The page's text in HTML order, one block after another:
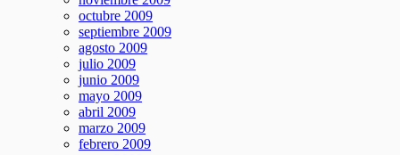
octubre 2009
septiembre 2009
agosto 2009
julio 2009
junio 2009
mayo 2009
abril 2009
marzo 2009
febrero 2009